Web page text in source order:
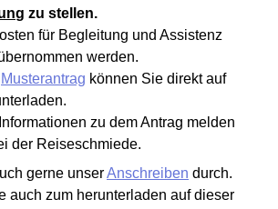
g zu stellen.
für Begleitung und Assistenz
werden.
Musterantrag können Sie direkt auf
zu dem Antrag melden
der Reiseschmiede.
gerne unserAnschreiben durch.
auch zum herunterladen auf dieser